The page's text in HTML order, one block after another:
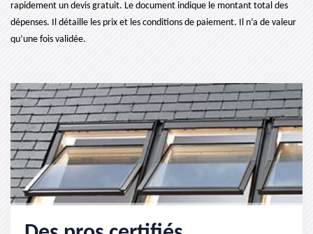
rapidement un devis gratuit. Le document indique le montant total des
dépenses. Il détaille les prix et les conditions de paiement. Il n’a de valeur
qu’une fois validée.